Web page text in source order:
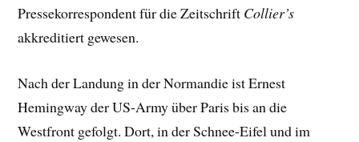
Pressekorrespondent für die Zeitschrift Collier’s
akkreditiert gewesen.
Nach der Landung in der Normandie ist Ernest
Hemingway der US-Army über Paris bis an die
Westfront gefolgt. Dort, in der Schnee-Eifel und im